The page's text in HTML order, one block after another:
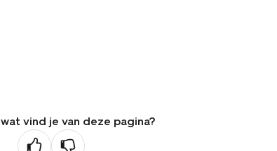
wat vind je van deze pagina?